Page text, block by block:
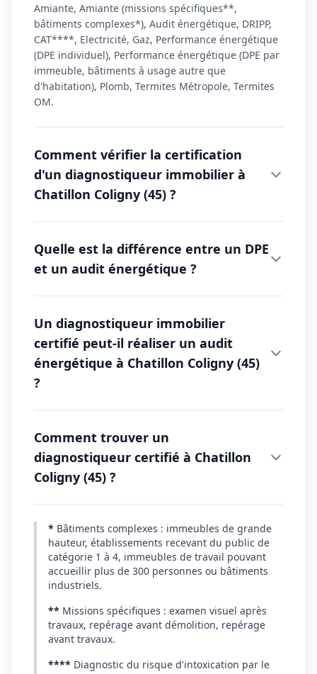
Amiante, Amiante (missions spécifiques**,
bâtiments complexes*), Audit énergétique, DRIPP,
CAT****, Electricité, Gaz, Performance énergétique
(DPE individuel), Performance énergétique (DPE par
immeuble, bâtiments à usage autre que
d'habitation), Plomb, Termites Métropole, Termites
OM.
Comment vérifier la certification
d'un diagnostiqueur immobilier à
Chatillon Coligny (45) ?
Quelle est la différence entre un DPE
et un audit énergétique ?
Un diagnostiqueur immobilier
certifié peut-il réaliser un audit
énergétique à Chatillon Coligny (45)
?
Comment trouver un
diagnostiqueur certifié à Chatillon
Coligny (45) ?
* Bâtiments complexes : immeubles de grande
hauteur, établissements recevant du public de
catégorie 1 à 4, immeubles de travail pouvant
accueillir plus de 300 personnes ou bâtiments
industriels.
** Missions spécifiques : examen visuel après
travaux, repérage avant démolition, repérage
avant travaux.
**** Diagnostic du risque d'intoxication par le